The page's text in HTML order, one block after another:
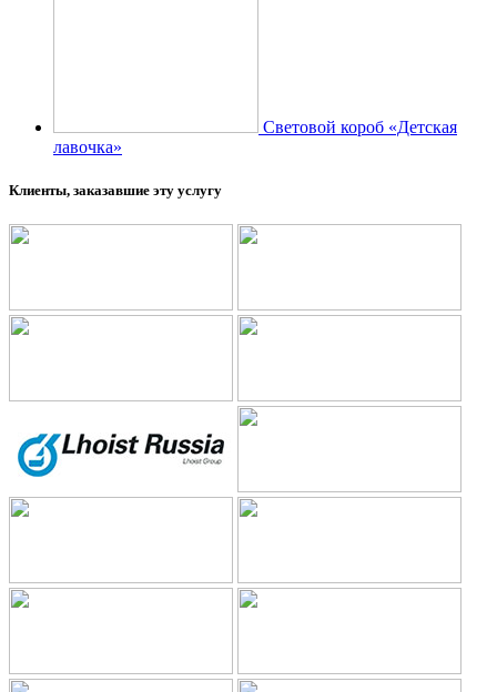
Световой короб «Детская
лавочка»
Клиенты, заказавшие эту услугу